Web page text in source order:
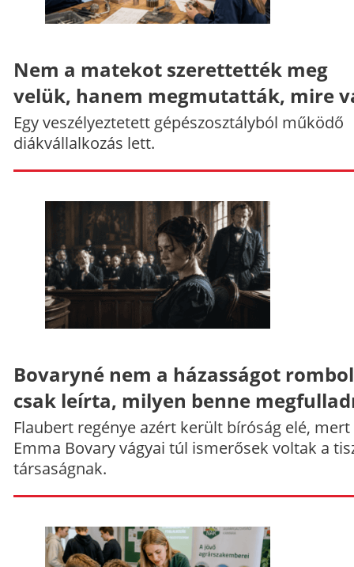
Nem a matekot szerettették meg
velük, hanem megmutatták, mire
Egy veszélyeztetett gépészosztályból működő
diákvállalkozás lett.
Bovaryné nem a házasságot
csak leírta, milyen benne
Flaubert regénye azért került bíróság elé, mert
Emma Bovary vágyai túl ismerősek voltak a
társaságnak.